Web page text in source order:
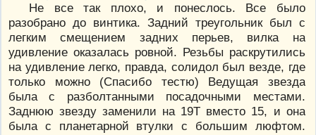
Не все так плохо, и понеслось. Все было
разобрано до винтика. Задний треугольник был с
легким смещением задних перьев, вилка на
удивление оказалась ровной. Резьбы раскрутились
на удивление легко, правда, солидол был везде, где
только можно (Спасибо тестю) Ведущая звезда
была c разболтанными посадочными местами.
Заднюю звезду заменили на 19Т вместо 15, и она
была с планетарной втулки с большим люфтом.